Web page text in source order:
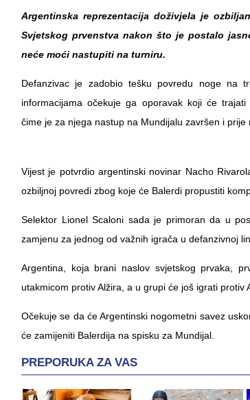
Argentinska reprezentacija doživjela je
Svjetskog prvenstva nakon što je postalo
neće moći nastupiti na turniru.
Defanzivac je zadobio tešku povredu noge na
informacijama očekuje ga oporavak koji će trajati
čime je za njega nastup na Mundijalu završen i prije
Vijest je potvrdio argentinski novinar Nacho
ozbiljnoj povredi zbog koje će Balerdi propustiti
Selektor Lionel Scaloni sada je primoran da u
zamjenu za jednog od važnih igrača u defanzivnoj
Argentina, koja brani naslov svjetskog prvaka,
utakmicom protiv Alžira, a u grupi će još igrati protiv
Očekuje se da će Argentinski nogometni savez
će zamijeniti Balerdija na spisku za Mundijal.